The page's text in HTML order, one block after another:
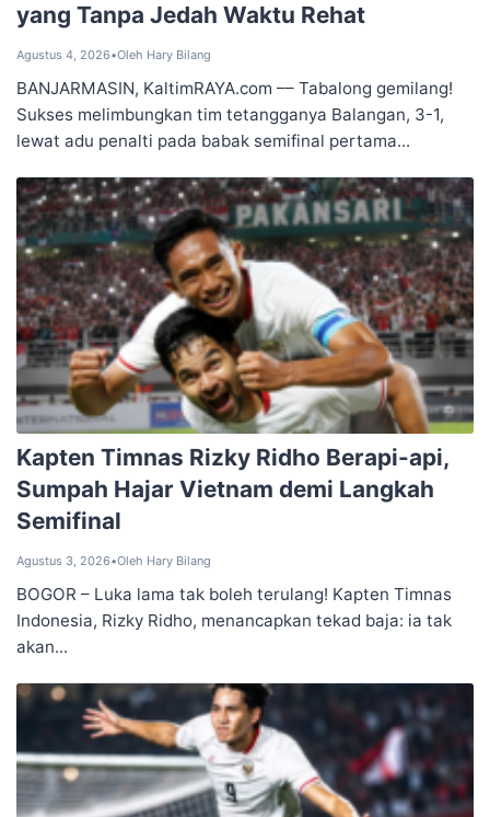
‎yang Tanpa Jedah Waktu Rehat
Agustus 4, 2026•Oleh Hary Bilang
BANJARMASIN, KaltimRAYA.com –– Tabalong gemilang!
Sukses melimbungkan tim tetangganya Balangan, 3-1,
lewat adu penalti pada babak semifinal pertama...
Kapten Timnas Rizky Ridho Berapi-api,
Sumpah Hajar Vietnam demi Langkah
Semifinal
Agustus 3, 2026•Oleh Hary Bilang
BOGOR – Luka lama tak boleh terulang! Kapten Timnas
Indonesia, Rizky Ridho, menancapkan tekad baja: ia tak
akan...